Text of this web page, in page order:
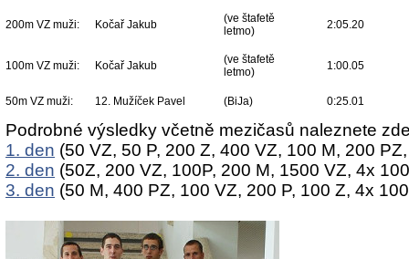
200m VZ muži: Kočař Jakub
(ve štafetě
letmo)
2:05.20
100m VZ muži: Kočař Jakub
(ve štafetě
letmo)
1:00.05
50m VZ muži: 12. Mužíček Pavel (BiJa) 0:25.01
Podrobné výsledky včetně mezičasů naleznete
1. den (50 VZ, 50 P, 200 Z, 400 VZ, 100 M, 200
2. den (50Z, 200 VZ, 100P, 200 M, 1500 VZ, 4x
3. den (50 M, 400 PZ, 100 VZ, 200 P, 100 Z, 4x